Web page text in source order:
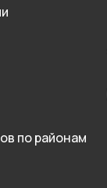
по районам